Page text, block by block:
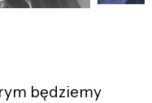
będziemy